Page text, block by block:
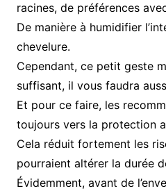
racines, de préférences
De manière à humidifier
chevelure.
Cependant, ce petit geste
suffisant, il vous faudra
Et pour ce faire, les
toujours vers la protection
Cela réduit fortement les
pourraient altérer la durée
Évidemment, avant de